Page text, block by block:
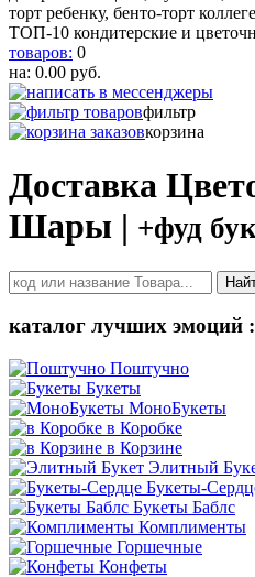
торт ребенку, бенто-торт
ТОП-10 кондитерские и
товаров: 0
на: 0.00 руб.
фильтр
корзина
Доставка
Шары | +фуд
каталог лучших эмоций
Поштучно
Букеты
МоноБукеты
в Коробке
в Корзине
Элитный
Букеты-
Букеты Баблс
Комплименты
Горшечные
Конфеты